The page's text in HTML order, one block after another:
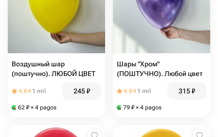
Воздушный шар
(поштучно). ЛЮБОЙ ЦВЕТ
4.84 1 mil 245₽
62 ₽ × 4 pagos
Шары "Хром"
(ПОШТУЧНО). Любой цвет
4.84 1 mil 315₽
79 ₽ × 4 pagos